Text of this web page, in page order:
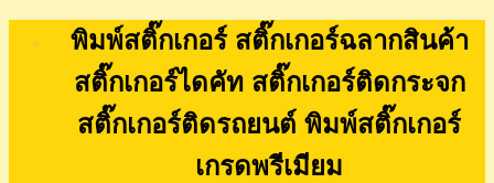
พิมพ์สติ๊กเกอร์ สติ๊กเกอร์ฉลากสินค้า
สติ๊กเกอร์ไดคัท สติ๊กเกอร์ติดกระจก
สติ๊กเกอร์ติดรถยนต์ พิมพ์สติ๊กเกอร์
เกรดพรีเมียม